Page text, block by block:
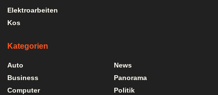
Elektroarbeiten
Kos
Kategorien
Auto
Business
Computer
News
Panorama
Politik